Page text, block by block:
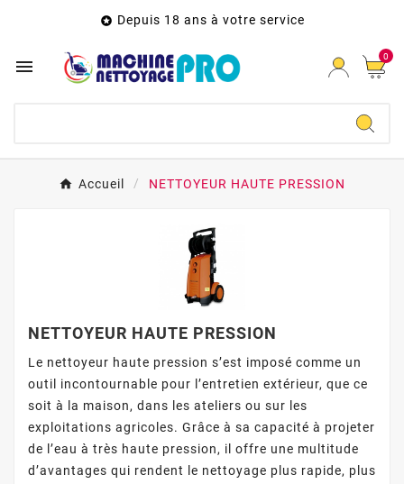
 Depuis 18 ans à votre service
 0
Accueil NETTOYEUR HAUTE PRESSION
NETTOYEUR HAUTE PRESSION
Le nettoyeur haute pression s’est imposé comme un
outil incontournable pour l’entretien extérieur, que ce
soit à la maison, dans les ateliers ou sur les
exploitations agricoles. Grâce à sa capacité à projeter
de l’eau à très haute pression, il offre une multitude
d’avantages qui rendent le nettoyage plus rapide, plus